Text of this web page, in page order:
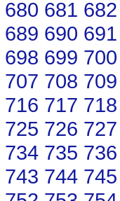
680 681 682
689 690 691
698 699 700
707 708 709
716 717 718
725 726 727
734 735 736
743 744 745